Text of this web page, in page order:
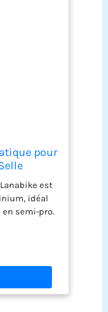
pour
Pédales
& Turn -
BL)
est
idéal
semi-pro.
ou son
structure
vos
comme le
aux